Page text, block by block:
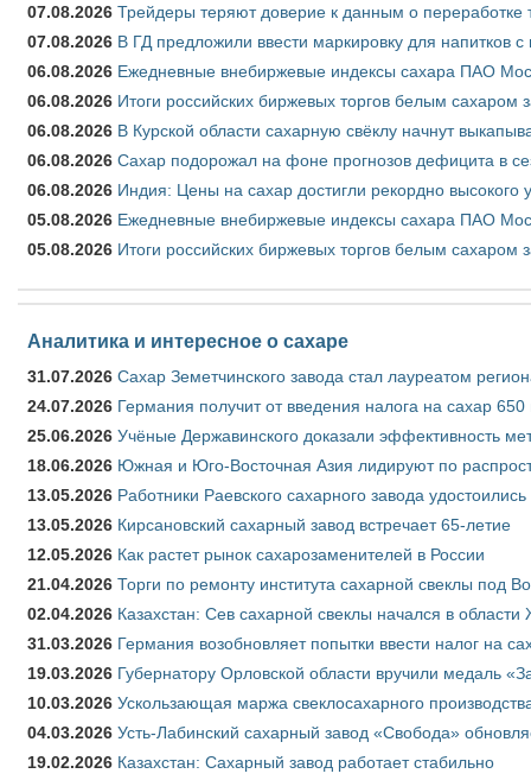
07.08.2026 Трейдеры теряют доверие к данным о переработке
07.08.2026 В ГД предложили ввести маркировку для напитков
06.08.2026 Ежедневные внебиржевые индексы сахара ПАО
06.08.2026 Итоги российских биржевых торгов белым сахаром
06.08.2026 В Курской области сахарную свёклу начнут
06.08.2026 Сахар подорожал на фоне прогнозов дефицита в
06.08.2026 Индия: Цены на сахар достигли рекордно высокого
05.08.2026 Ежедневные внебиржевые индексы сахара ПАО
05.08.2026 Итоги российских биржевых торгов белым сахаром
Аналитика и интересное о сахаре
31.07.2026 Сахар Земетчинского завода стал лауреатом
24.07.2026 Германия получит от введения налога на сахар
25.06.2026 Учёные Державинского доказали эффективность
18.06.2026 Южная и Юго-Восточная Азия лидируют по
13.05.2026 Работники Раевского сахарного завода удостоились
13.05.2026 Кирсановский сахарный завод встречает 65-летие
12.05.2026 Как растет рынок сахарозаменителей в России
21.04.2026 Торги по ремонту института сахарной свеклы под
02.04.2026 Казахстан: Сев сахарной свеклы начался в области
31.03.2026 Германия возобновляет попытки ввести налог на
19.03.2026 Губернатору Орловской области вручили медаль
10.03.2026 Ускользающая маржа свеклосахарного
04.03.2026 Усть-Лабинский сахарный завод «Свобода»
19.02.2026 Казахстан: Сахарный завод работает стабильно